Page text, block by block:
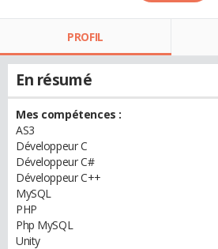
PROFIL
En résumé
Mes compétences :
AS3
Développeur C
Développeur C#
Développeur C++
MySQL
PHP
Php MySQL
Unity